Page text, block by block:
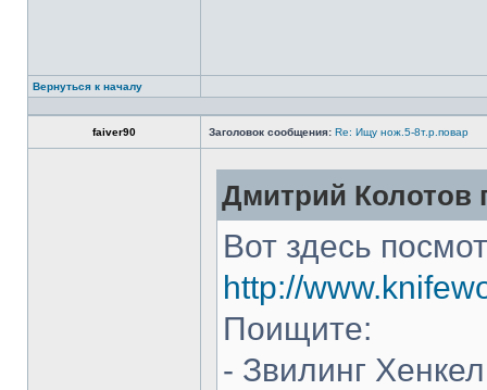
Вернуться к началу
faiver90 Заголовок сообщения: Re: Ищу нож.5-8т.р.повар
Дмитрий Колотов
Вот здесь
http://
Поищите:
- Звилинг